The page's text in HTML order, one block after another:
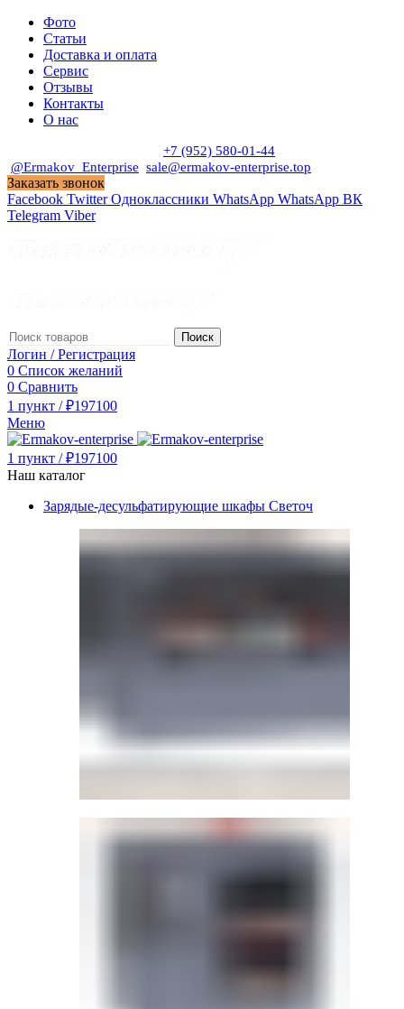
Фото
Статьи
Доставка и оплата
Сервис
Отзывы
Контакты
О нас
+7 (952) 580-01-44
@Ermakov_Enterprise sale@ermakov-enterprise.top
Заказать звонок
Facebook Twitter Одноклассники WhatsApp WhatsApp ВК
Telegram Viber
Поиск
Логин / Регистрация
0 Список желаний
0 Сравнить
1 пункт / ₽197100
Меню
1 пункт / ₽197100
Наш каталог
Зарядые-десульфатирующие шкафы Светоч